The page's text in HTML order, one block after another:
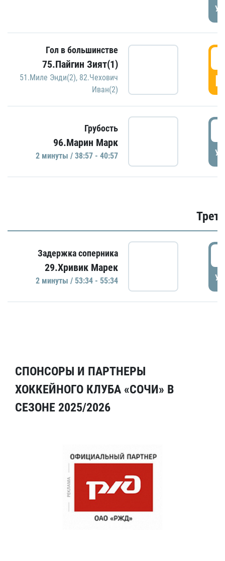
Гол в большинстве
75.Пайгин Зият(1)
51.Миле Энди(2), 82.Чехович
Иван(2)
Грубость
96.Марин Марк
2 минуты / 38:57 - 40:57
Задержка соперника
29.Хривик Марек
2 минуты / 53:34 - 55:34
СПОНСОРЫ И ПАРТНЕРЫ
ХОККЕЙНОГО КЛУБА «СОЧИ» В
СЕЗОНЕ 2025/2026